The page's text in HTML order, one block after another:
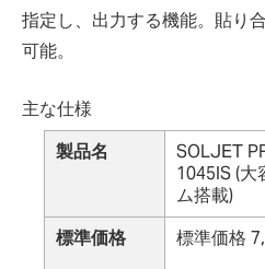
指定し、出力する機能。貼り
可能。
主な仕様
製品名
SOLJET
1045IS (
ム搭載)
標準価格
標準価格